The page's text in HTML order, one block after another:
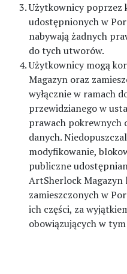
Użytkownicy poprzez
udostępnionych w
nabywają żadnych
do tych utworów.
Użytkownicy mogą
Magazyn oraz
wyłącznie w ramach
przewidzianego w
prawach pokrewnych
danych.
modyfikowanie,
publiczne
ArtSherlock Magazyn
zamieszczonych w
ich części, za
obowiązujących w